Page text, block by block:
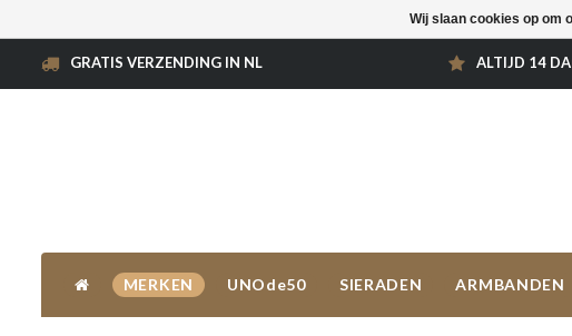
GRATIS VERZENDING IN NL ALTIJD 14
MERKEN UNOde50 SIERADEN ARMBANDEN
Wij slaan cookies op om